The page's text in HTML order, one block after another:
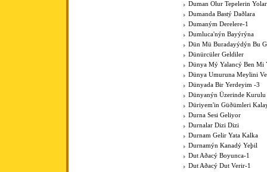
Duman Olur Tepelerin
Dumanda Bastý Daðlara
Dumaným Derelere-1
Dumluca'nýn Bayýrýna
Dün Mü Buradayýdýn Bu
Dünürcüler Geldiler
Dünya Mý Yalancý Ben Mi
Dünya Umuruna Meylini
Dünyada Bir Yerdeyim -3
Dünyanýn Üzerinde
Düriyem'in Güðümleri
Durna Sesi Geliyor
Durnalar Dizi Dizi
Durnam Gelir Yata Kalka
Durnamýn Kanadý Yeþil
Dut Aðacý Boyunca-1
Dut Aðacý Dut Verir-1